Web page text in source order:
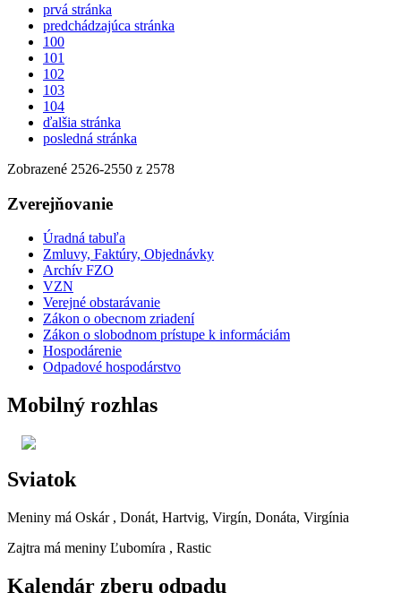
prvá stránka
predchádzajúca stránka
100
101
102
103
104
ďalšia stránka
posledná stránka
Zobrazené 2526-2550 z 2578
Zverejňovanie
Úradná tabuľa
Zmluvy, Faktúry, Objednávky
Archív FZO
VZN
Verejné obstarávanie
Zákon o obecnom zriadení
Zákon o slobodnom prístupe k informáciám
Hospodárenie
Odpadové hospodárstvo
Mobilný rozhlas
Sviatok
Meniny má Oskár , Donát, Hartvig, Virgín, Donáta, Virgínia
Zajtra má meniny Ľubomíra , Rastic
Kalendár zberu odpadu